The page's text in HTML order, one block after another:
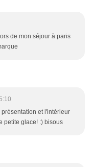
de mon séjour à paris
et l'intérieur
petite glace! :) bisous